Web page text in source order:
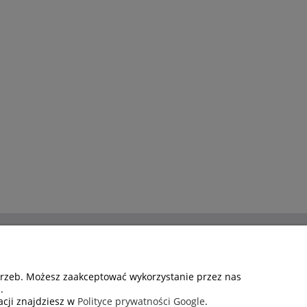
Możesz zaakceptować wykorzystanie przez nas
znajdziesz w Polityce prywatności Google.